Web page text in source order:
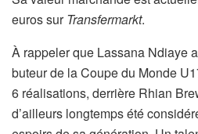
euros sur Transfermarkt.
À rappeler que Lassana Ndiaye
buteur de la Coupe du Monde
6 réalisations, derrière Rhian
d’ailleurs longtemps été